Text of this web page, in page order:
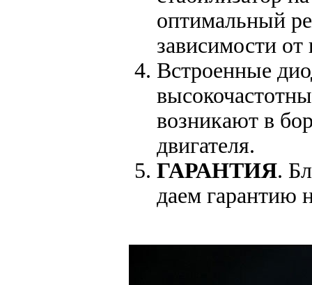
оптимальный
зависимости
Встроенные
возникают в
двигателя.
ГАРАНТИЯ.
даем гарантию